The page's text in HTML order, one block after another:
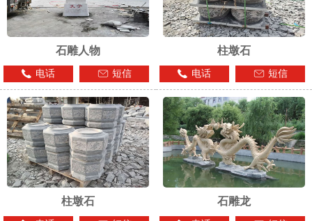
石雕人物
电话 短信
柱墩石
电话 短信
柱墩石 石雕龙